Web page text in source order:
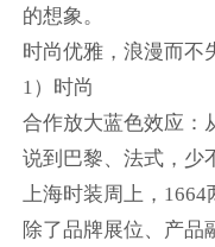
的想象。
时尚优雅，浪漫而不
1）时尚
合作放大蓝色效应：
说到巴黎、法式，少
上海时装周上，1664
除了品牌展位、产品